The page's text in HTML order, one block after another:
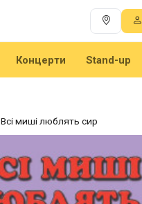
Концерти Stand-up
Всі миші люблять сир